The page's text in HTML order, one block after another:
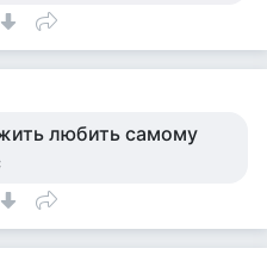
любить самому